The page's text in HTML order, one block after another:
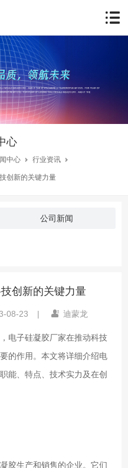
心
中心 行业资讯
创新的关键力量
公司新闻
创新的关键力量
08-23 | 迪蒙龙
电子硅凝胶厂家在推动科技
的作用。本文将详细介绍电
能、特点、技术实力及在创
胶生产和销售的企业。它们